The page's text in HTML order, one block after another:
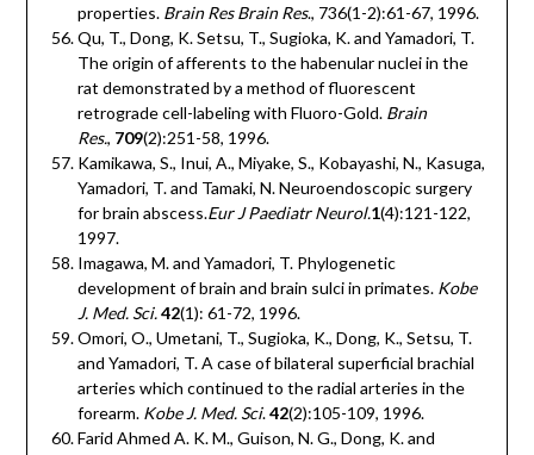
properties. Brain Res Brain Res., 736(1-2):61-67, 1996.
Qu, T., Dong, K. Setsu, T., Sugioka, K. and Yamadori, T.
The origin of afferents to the habenular nuclei in the
rat demonstrated by a method of fluorescent
retrograde cell-labeling with Fluoro-Gold. Brain
Res., 709(2):251-58, 1996.
Kamikawa, S., Inui, A., Miyake, S., Kobayashi, N., Kasuga,
Yamadori, T. and Tamaki, N. Neuroendoscopic surgery
for brain abscess.Eur J Paediatr Neurol.1(4):121-122,
1997.
Imagawa, M. and Yamadori, T. Phylogenetic
development of brain and brain sulci in primates. Kobe
J. Med. Sci. 42(1): 61-72, 1996.
Omori, O., Umetani, T., Sugioka, K., Dong, K., Setsu, T.
and Yamadori, T. A case of bilateral superficial brachial
arteries which continued to the radial arteries in the
forearm. Kobe J. Med. Sci.42(2):105-109, 1996.
Farid Ahmed A. K. M., Guison, N. G., Dong, K. and